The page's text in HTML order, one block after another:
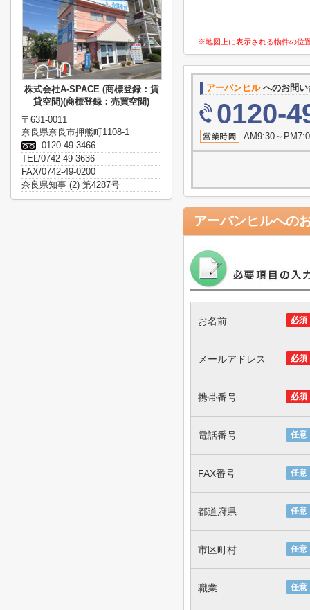
※地図上に表示される物件の位
アーバンヒルへのお問
0120-
AM9:30～
アーバンヒルへの
必須
お名前
必須
メールアドレス
必須
携帯番号
任意
電話番号
任意
FAX番号
任意
都道府県
任意
市区町村
任意
職業
株式会社A-SPACE (商標登録：賃
貸空間)(商標登録：売買空間)
〒631-0011
奈良県奈良市押熊町1108-1
0120-49-3466
TEL/0742-49-3636
FAX/0742-49-0200
奈良県知事 (2) 第4287号